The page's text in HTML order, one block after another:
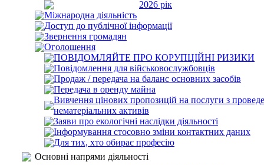
2026 рік
Міжнародна діяльність
Доступ до публічної інформації
Звернення громадян
Оголошення
ПОВІДОМЛЯЙТЕ ПРО КОРУПЦІЙНІ РИЗИКИ
Повідомлення для військовослужбовців
Продаж / передача на баланс основних засобів
Передача в оренду майна
Вивчення цінових пропозицій на послуги з
нематеріальних активів
Заяви про екологічні наслідки діяльності
Інформування стосовно зміни контактних даних
Для тих, хто обирає професію
Основні напрями діяльності